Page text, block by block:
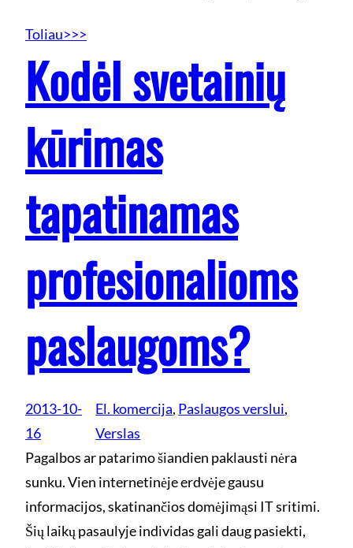
Toliau>>>
Kodėl svetainių
kūrimas
tapatinamas
profesionalioms
paslaugoms?
2013-10-
16
El. komercija, Paslaugos verslui
Verslas
Pagalbos ar patarimo šiandien paklausti nėra
sunku. Vien internetinėje erdvėje gausu
informacijos, skatinančios domėjimąsi IT sritimi.
Šių laikų pasaulyje individas gali daug pasiekti,